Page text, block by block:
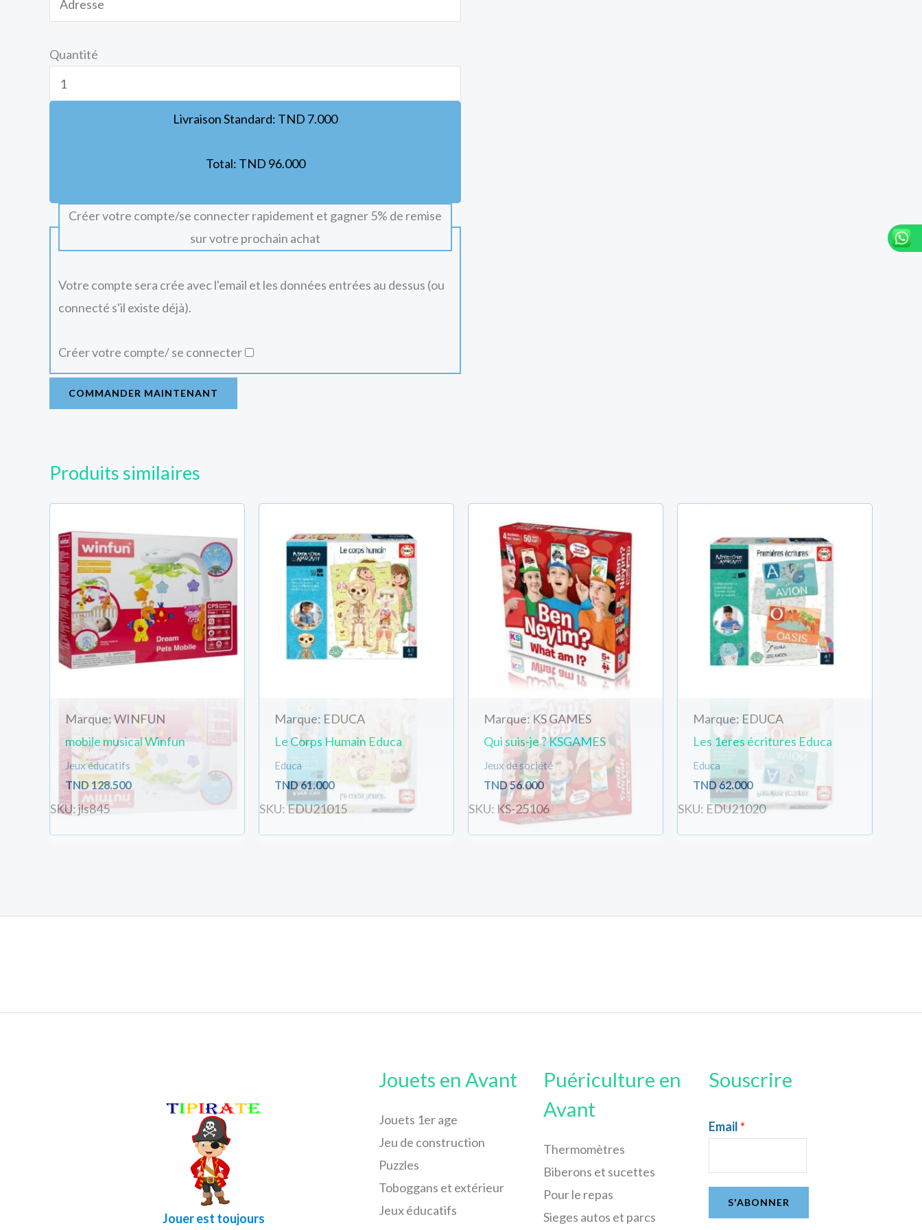
Quantité
Livraison Standard: TND 7.000
Total: TND 96.000
Créer votre compte/se connecter rapidement et gagner 5% de remise
sur votre prochain achat
Votre compte sera crée avec l'email et les données entrées au dessus (ou
connecté s'il existe déjà).
Créer votre compte/ se connecter
COMMANDER MAINTENANT
Produits similaires
Marque: WINFUN
mobile musical Winfun
Jeux éducatifs
TND128.500
SKU: jls845
Marque: EDUCA
Le Corps Humain Educa
Educa
TND61.000
SKU: EDU21015
Marque: KS GAMES
Qui suis-je ? KSGAMES
Jeux de société
TND56.000
SKU: KS-25106
Marque: EDUCA
Les 1eres écritures Educa
Educa
TND 62.000
SKU: EDU21020
Jouer est toujours
Jouets en Avant
Jouets 1er age
Jeu de construction
Puzzles
Toboggans et extérieur
Jeux éducatifs
Puériculture en
Avant
Thermomètres
Biberons et sucettes
Pour le repas
Sieges autos et parcs
Souscrire
Email *
S'ABONNER